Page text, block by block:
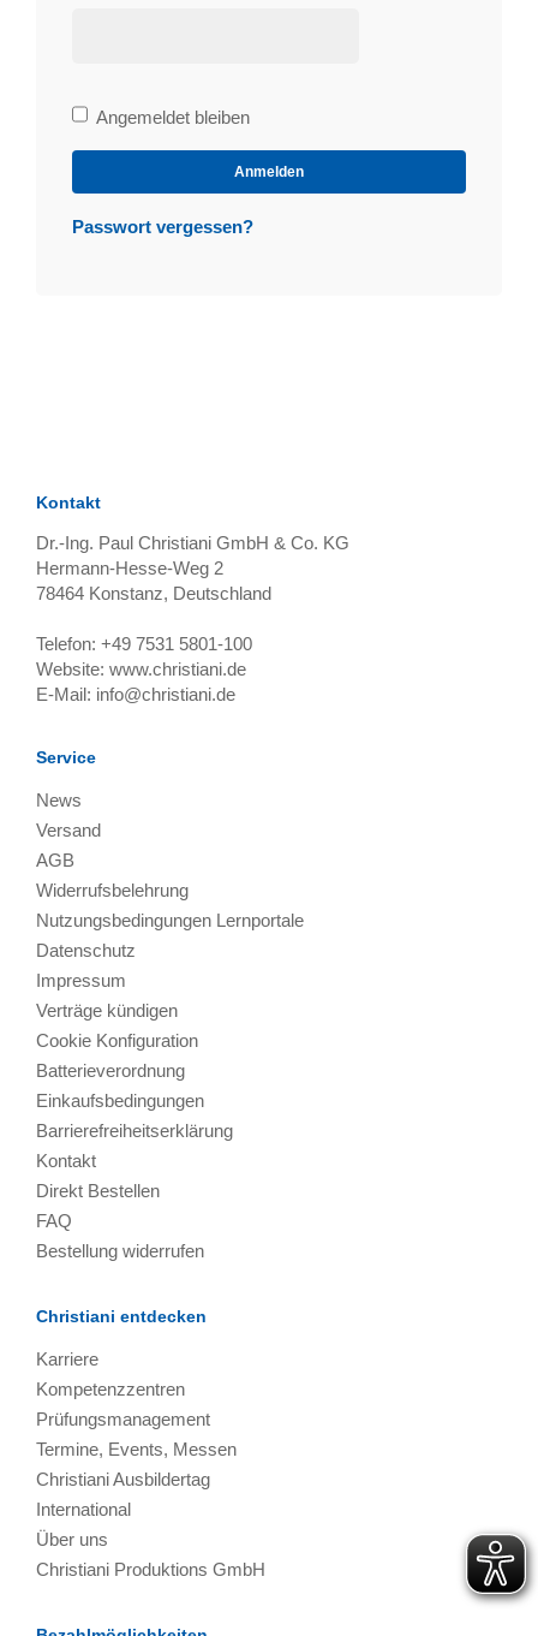
Bleibe
angemeldet
Angemeldet bleiben
Anmelden
Passwort vergessen?
Kontakt
Dr.-Ing. Paul Christiani GmbH & Co. KG
Hermann-Hesse-Weg 2
78464 Konstanz, Deutschland
Telefon: +49 7531 5801-100
Website: www.christiani.de
E-Mail: info@christiani.de
Service
News
Versand
AGB
Widerrufsbelehrung
Nutzungsbedingungen Lernportale
Datenschutz
Impressum
Verträge kündigen
Cookie Konfiguration
Batterieverordnung
Einkaufsbedingungen
Barrierefreiheitserklärung
Kontakt
Direkt Bestellen
FAQ
Bestellung widerrufen
Christiani entdecken
Karriere
Kompetenzzentren
Prüfungsmanagement
Termine, Events, Messen
Christiani Ausbildertag
International
Über uns
Christiani Produktions GmbH